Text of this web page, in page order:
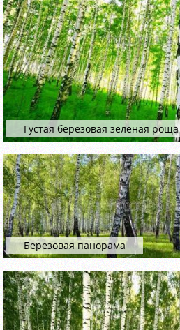
Густая березовая зеленая роща
Березовая панорама